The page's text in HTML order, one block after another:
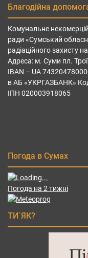
Благодійна
Комунальне
ради «Сумський
радіаційного захисту
Адреса: м. Суми пл.
IBAN – UА
в АБ «УКРГАЗБАНК»
ІПН 020003918065
Погода в Сумах
Погода на 2 тижні
ТИ`ЯК?